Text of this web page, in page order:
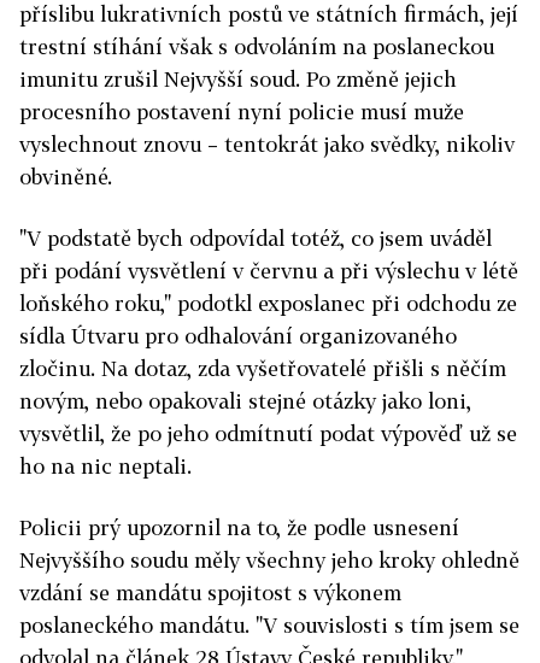
příslibu lukrativních postů ve státních firmách, její
trestní stíhání však s odvoláním na poslaneckou
imunitu zrušil Nejvyšší soud. Po změně jejich
procesního postavení nyní policie musí muže
vyslechnout znovu – tentokrát jako svědky, nikoliv
obviněné.
"V podstatě bych odpovídal totéž, co jsem uváděl
při podání vysvětlení v červnu a při výslechu v létě
loňského roku," podotkl exposlanec při odchodu ze
sídla Útvaru pro odhalování organizovaného
zločinu. Na dotaz, zda vyšetřovatelé přišli s něčím
novým, nebo opakovali stejné otázky jako loni,
vysvětlil, že po jeho odmítnutí podat výpověď už se
ho na nic neptali.
Policii prý upozornil na to, že podle usnesení
Nejvyššího soudu měly všechny jeho kroky ohledně
vzdání se mandátu spojitost s výkonem
poslaneckého mandátu. "V souvislosti s tím jsem se
odvolal na článek 28 Ústavy České republiky,"